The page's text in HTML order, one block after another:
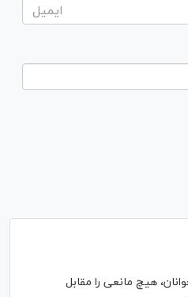
هیچ مانعی را مقابل